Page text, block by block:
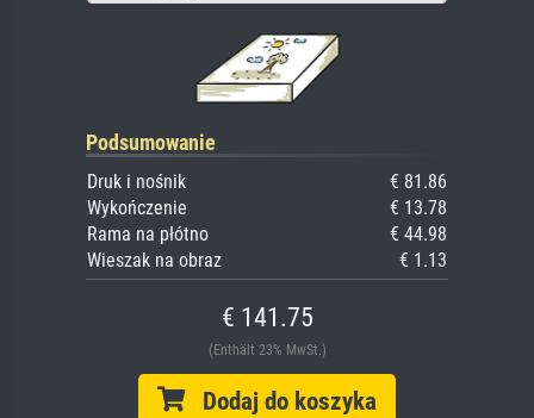
Podsumowanie
Druk i nośnik
€ 81.86
Wykończenie
€ 13.78
Rama na płótno
€ 44.98
Wieszak na obraz
€ 1.13
€ 141.75
(Enthält 23% MwSt.)
Dodaj do koszyka